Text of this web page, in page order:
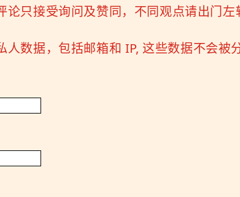
只接受询问及赞同，不同观点请出门左
数据，包括邮箱和 IP, 这些数据不会被